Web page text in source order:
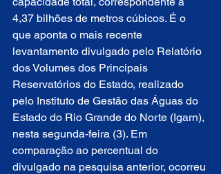
4,37 bilhões de metros cúbicos. É o
que aponta o mais recente
levantamento divulgado pelo Relatório
dos Volumes dos Principais
Reservatórios do Estado, realizado
pelo Instituto de Gestão das Águas do
Estado do Rio Grande do Norte (Igarn),
nesta segunda-feira (3). Em
comparação ao percentual do
divulgado na pesquisa anterior, ocorreu